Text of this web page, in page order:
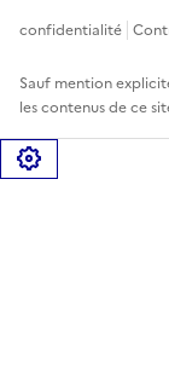
confidentialité
Sauf mention
les contenus de ce
Gérer les cookies